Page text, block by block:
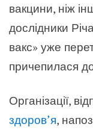
вакцини, ніж
дослідники
вакс» уже
причепилася
Організації,
здоров’я,